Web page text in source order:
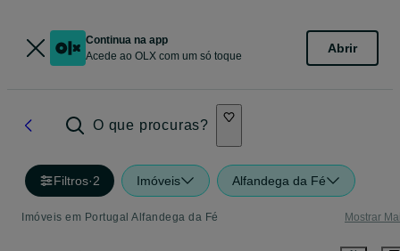
Continua na app
Acede ao OLX com um só toque
Abrir
O que procuras?
Filtros·2 Imóveis Alfandega da Fé
Imóveis em Portugal Alfandega da Fé Mostrar